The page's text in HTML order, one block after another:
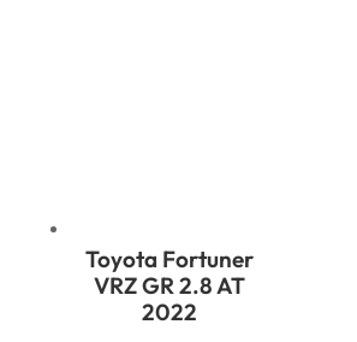
Toyota Fortuner
VRZ GR 2.8 AT
2022